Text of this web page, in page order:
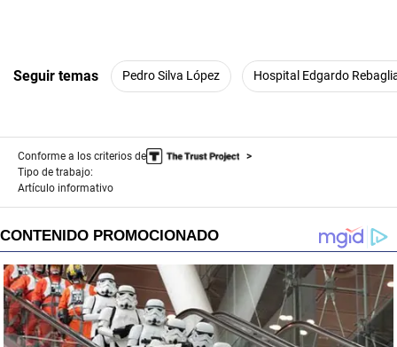
Seguir temas Pedro Silva López Hospital Edgardo
Conforme a los criterios de
Tipo de trabajo:
Artículo informativo